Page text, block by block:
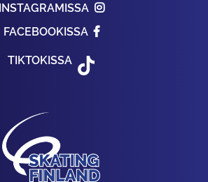
INSTAGRAMISSA
FACEBOOKISSA
TIKTOKISSA